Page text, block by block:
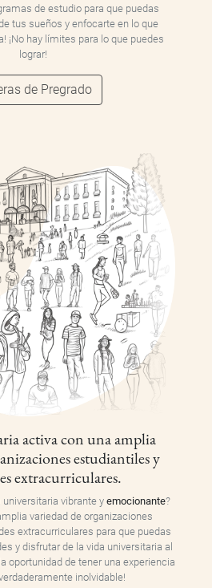
de estudio para que puedas
tus sueños y enfocarte en lo que
¡No hay límites para lo que puedes
lograr!
de Pregrado
activa con una amplia
estudiantiles y
extracurriculares.
universitaria vibrante y emocionante?
variedad de organizaciones
extracurriculares para que puedas
y disfrutar de la vida universitaria al
oportunidad de tener una experiencia
inolvidable!